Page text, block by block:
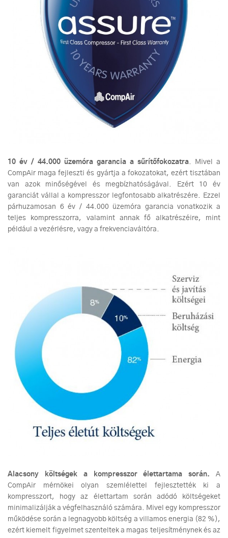
10 év / 44.000 üzemóra garancia a sűrítőfokozatra. Mivel a
CompAir maga fejleszti és gyártja a fokozatokat, ezért tisztában
van azok minőségével és megbízhatóságával. Ezért 10 év
garanciát vállal a kompresszor legfontosabb alkatrészére. Ezzel
párhuzamosan 6 év / 44.000 üzemóra garancia vonatkozik a
teljes kompresszorra, valamint annak fő alkatrészéire, mint
például a vezérlésre, vagy a frekvenciaváltóra.
Alacsony költségek a kompresszor élettartama során. A
CompAir mérnökei olyan szemlélettel fejlesztették ki a
kompresszort, hogy az élettartam során adódó költségeket
minimalizálják a végfelhasználó számára. Mivel egy kompresszor
működése során a legnagyobb költség a villamos energia (82 %),
ezért kiemelt figyelmet szenteltek a magas teljesítménynek és az